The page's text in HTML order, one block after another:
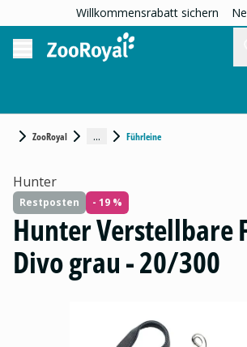
Willkommensrabatt sichern
ZooRoyal ... Führleine
Hunter
Restposten
- 19 %
Hunter Verstellbare
Divo grau - 20/300